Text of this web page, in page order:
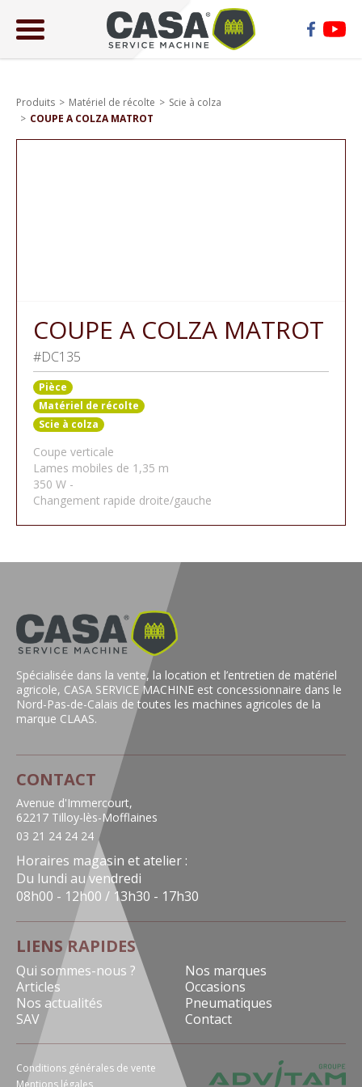
Produits Matériel de récolte
Scie à colza
COUPE A COLZA MATROT
COUPE A COLZA MATROT
#DC135
Pièce
Matériel de récolte
Scie à colza
Coupe verticale
Lames mobiles de 1,35 m
350 W -
Changement rapide droite/gauche
Spécialisée dans la vente, la location et l’entretien de matériel
agricole, CASA SERVICE MACHINE est concessionnaire dans le
Nord-Pas-de-Calais de toutes les machines agricoles de la
marque CLAAS.
CONTACT
Avenue d'Immercourt,
62217 Tilloy-lès-Mofflaines
03 21 24 24 24
Horaires magasin et atelier :
Du lundi au vendredi
08h00 - 12h00 / 13h30 - 17h30
LIENS RAPIDES
Qui sommes-nous ?
Nos marques
Articles
Occasions
Nos actualités
Pneumatiques
SAV
Contact
Conditions générales de vente